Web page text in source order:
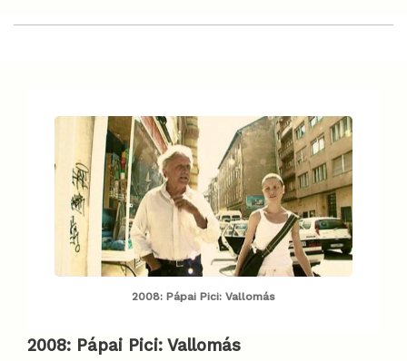
2008: Pápai Pici: Vallomás
2008: Pápai Pici: Vallomás